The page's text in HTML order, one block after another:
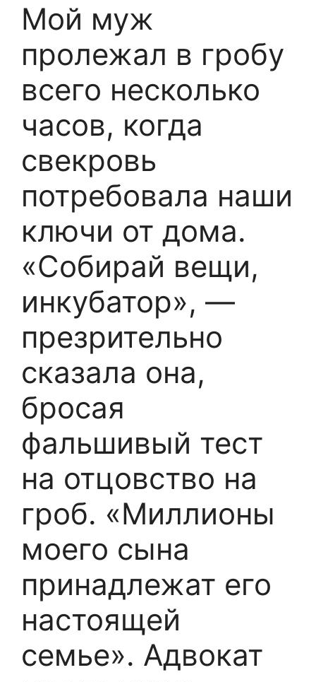
Мой муж
пролежал в гробу
всего несколько
часов, когда
свекровь
потребовала наши
ключи от дома.
«Собирай вещи,
инкубатор», —
презрительно
сказала она,
бросая
фальшивый тест
на отцовство на
гроб. «Миллионы
моего сына
принадлежат его
настоящей
семье». Адвокат